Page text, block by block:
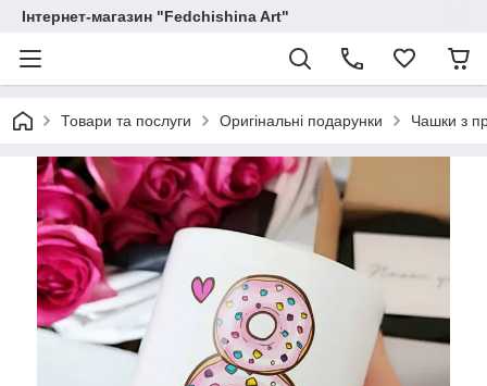
Інтернет-магазин "Fedchishina Art"
Товари та послуги Оригінальні подарунки Чашки з